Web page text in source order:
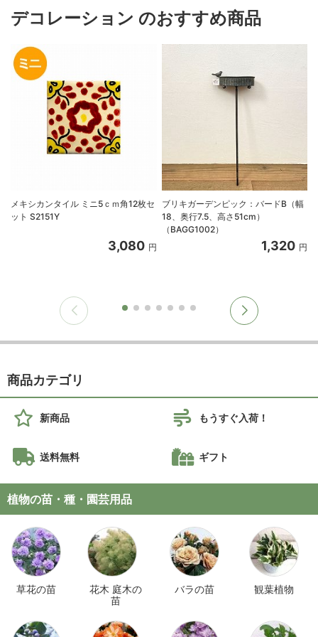
デコレーション のおすすめ商品
メキシカンタイル ミニ5ｃｍ角12枚セ
ット S2151Y
3,080 円
ブリキガーデンピック：バードB（幅
18、奥行7.5、高さ51cm）
（BAGG1002）
1,320 円
商品カテゴリ
新商品 もうすぐ入荷！
送料無料 ギフト
植物の苗・種・園芸用品
草花の苗
花木 庭木の
苗
バラの苗 観葉植物